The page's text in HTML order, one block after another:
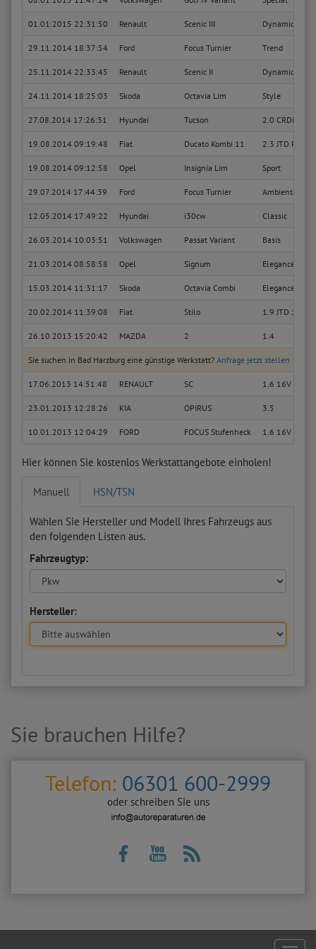
01.01.2015 22:31:50 Renault Scenic III Dynamique
29.11.2014 18:37:54 Ford Focus Turnier Trend
25.11.2014 22:33:45 Renault Scenic II Dynamique
24.11.2014 18:25:03 Skoda Octavia Lim Style
27.08.2014 17:26:31 Hyundai Tucson 2.0 CRDi GLS
19.08.2014 09:19:48 Fiat Ducato Kombi 11 2.3 JTD
19.08.2014 09:12:58 Opel Insignia Lim Sport
29.07.2014 17:44:39 Ford Focus Turnier Ambiente
12.05.2014 17:49:22 Hyundai i30cw Classic
26.03.2014 10:03:51 Volkswagen Passat Variant Basis
21.03.2014 08:58:58 Opel Signum Elegance
15.03.2014 11:31:17 Skoda Octavia Combi Elegance
20.02.2014 11:39:08 Fiat Stilo 1.9 JTD 140
26.10.2013 15:20:42 MAZDA 2 1.4
Sie suchen in Bad Harzburg eine günstige Werkstatt? Anfrage jetzt stellen
17.06.2013 14:51:48 RENAULT SC 1.6 16V (JA0B,
23.01.2013 12:28:26 KIA OPIRUS 3.5
10.01.2013 12:04:29 FORD FOCUS Stufenheck 1.6 16V
Hier können Sie kostenlos Werkstattangebote einholen!
Manuell HSN/TSN
Wählen Sie Hersteller und Modell Ihres Fahrzeugs aus
den folgenden Listen aus.
Fahrzeugtyp:
Hersteller:
Sie brauchen Hilfe?
Telefon: 06301 600-2999
oder schreiben Sie uns